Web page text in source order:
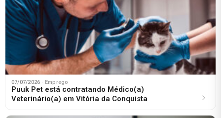
07/07/2026 · Emprego
Puuk Pet está contratando Médico(a)
Veterinário(a) em Vitória da Conquista